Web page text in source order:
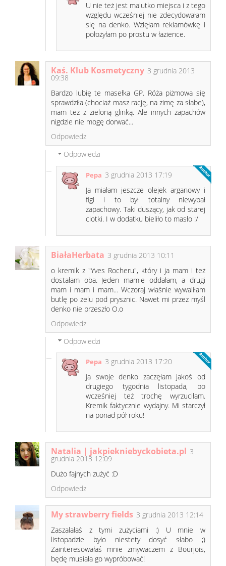
U nie też jest malutko miejsca i z tego
względu wcześniej nie zdecydowałam
się na denko. Wzięłam reklamówkę i
położyłam po prostu w łazience.
Kaś. Klub Kosmetyczny 3 grudnia 2013
09:38
Bardzo lubię te masełka GP. Róża piżmowa się
sprawdziła (chociaż masz rację, na zimę za słabe),
mam też z zieloną glinką. Ale innych zapachów
nigdzie nie mogę dorwać...
Odpowiedz
Odpowiedzi
Pepa 3 grudnia 2013 17:19
Ja miałam jeszcze olejek arganowy i
figi i to był totalny niewypał
zapachowy. Taki duszący, jak od starej
ciotki. I w dodatku bieliło to masło :/
BiałaHerbata 3 grudnia 2013 10:11
o kremik z "Yves Rocheru", który i ja mam i też
dostałam oba. Jeden mamie oddałam, a drugi
mam i mam i mam... Wczoraj właśnie wywaliłam
butlę po żelu pod prysznic. Nawet mi przez myśl
denko nie przeszło O.o
Odpowiedz
Odpowiedzi
Pepa 3 grudnia 2013 17:20
Ja swoje denko zaczęłam jakoś od
drugiego tygodnia listopada, bo
wcześniej też trochę wyrzuciłam.
Kremik faktycznie wydajny. Mi starczył
na ponad pół roku!
Natalia | jakpiekniebyckobieta.pl 3
grudnia 2013 12:09
Dużo fajnych zużyć :D
Odpowiedz
My strawberry fields 3 grudnia 2013 12:14
Zaszalałaś z tymi zużyciami :) U mnie w
listopadzie było niestety dosyć słabo ;)
Zainteresowałaś mnie zmywaczem z Bourjois,
będę musiała go wypróbować!